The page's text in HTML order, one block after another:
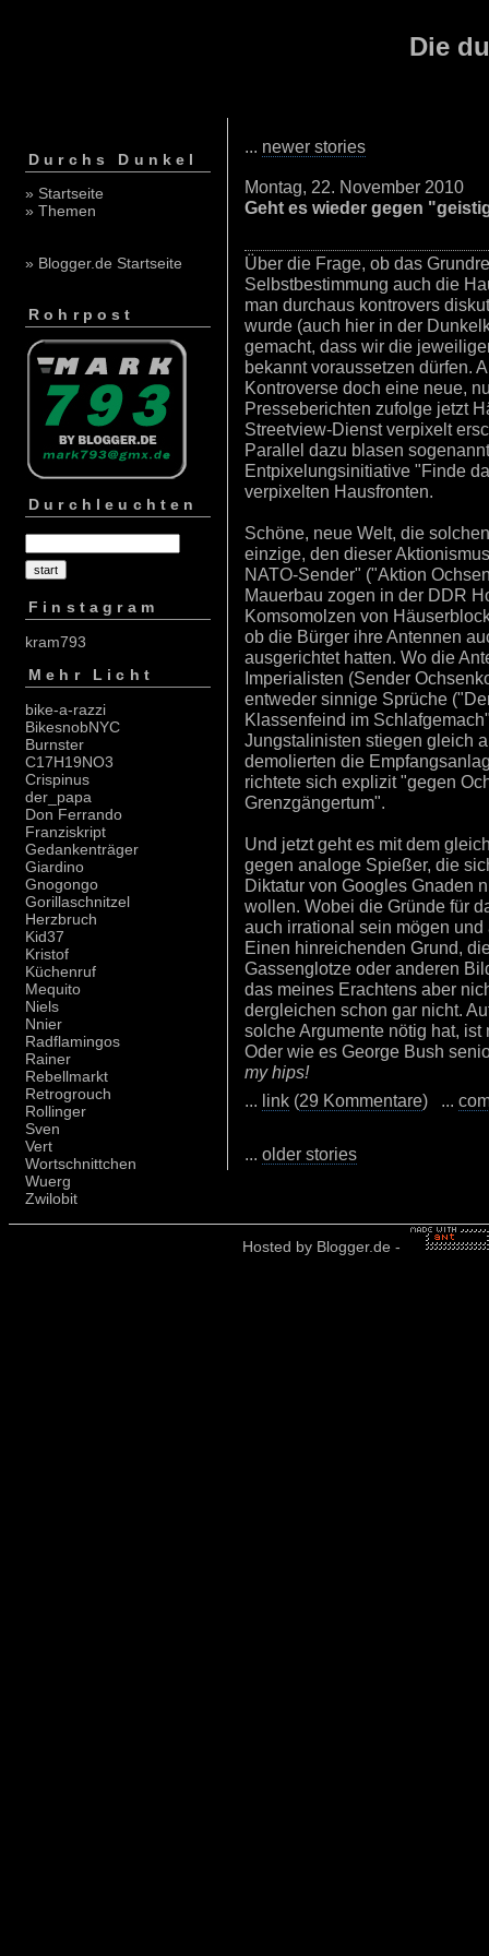
Die
Durchs Dunkel
» Startseite
» Themen
» Blogger.de Startseite
Rohrpost
Durchleuchten
Finstagram
kram793
Mehr Licht
bike-a-razzi
BikesnobNYC
Burnster
C17H19NO3
Crispinus
der_papa
Don Ferrando
Franziskript
Gedankenträger
Giardino
Gnogongo
Gorillaschnitzel
Herzbruch
Kid37
Kristof
Küchenruf
Mequito
Niels
Nnier
Radflamingos
Rainer
Rebellmarkt
Retrogrouch
Rollinger
Sven
Vert
Wortschnittchen
Wuerg
Zwilobit
... newer stories
Montag, 22. November 2010
Geht es wieder gegen
Über die Frage, ob das
Selbstbestimmung auch die
man durchaus kontrovers
wurde (auch hier in der
gemacht, dass wir die
bekannt voraussetzen dürfen.
Kontroverse doch eine neue,
Presseberichten zufolge jetzt
Streetview-Dienst verpixelt
Parallel dazu blasen
Entpixelungsinitiative "Finde
verpixelten Hausfronten.
Schöne, neue Welt, die
einzige, den dieser
NATO-Sender" ("Aktion
Mauerbau zogen in der DDR
Komsomolzen von
ob die Bürger ihre Antennen
ausgerichtet hatten. Wo die
Imperialisten (Sender
entweder sinnige Sprüche
Klassenfeind im
Jungstalinisten stiegen gleich
demolierten die
richtete sich explizit "gegen
Grenzgängertum".
Und jetzt geht es mit dem
gegen analoge Spießer, die
Diktatur von Googles Gnaden
wollen. Wobei die Gründe für
auch irrational sein mögen
Einen hinreichenden Grund,
Gassenglotze oder anderen
das meines Erachtens aber
dergleichen schon gar nicht.
solche Argumente nötig hat,
Oder wie es George Bush
my hips!
... link (29 Kommentare) ...
... older stories
Hosted by Blogger.de -